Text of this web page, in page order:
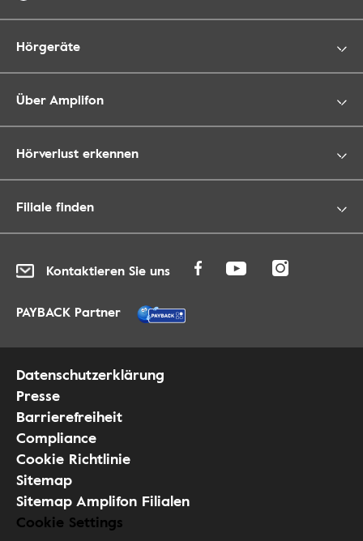
Hörgeräte
Über Amplifon
Hörverlust erkennen
Filiale finden
Kontaktieren Sie uns
PAYBACK Partner
Datenschutzerklärung
Presse
Barrierefreiheit
Compliance
Cookie Richtlinie
Sitemap
Sitemap Amplifon Filialen
Cookie Settings